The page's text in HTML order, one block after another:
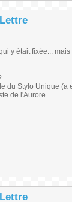
y était fixée... mais
du Stylo Unique
de l'Aurore